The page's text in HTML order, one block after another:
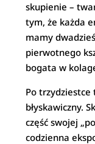
skupienie –
tym, że każda
mamy
pierwotnego
bogata w
Po
błyskawiczny.
część swojej
codzienna